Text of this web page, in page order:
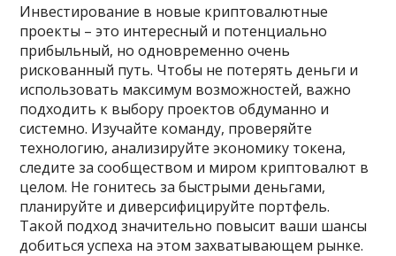
Инвестирование в новые криптовалютные
проекты – это интересный и потенциально
прибыльный, но одновременно очень
рискованный путь. Чтобы не потерять деньги и
использовать максимум возможностей, важно
подходить к выбору проектов обдуманно и
системно. Изучайте команду, проверяйте
технологию, анализируйте экономику токена,
следите за сообществом и миром криптовалют в
целом. Не гонитесь за быстрыми деньгами,
планируйте и диверсифицируйте портфель.
Такой подход значительно повысит ваши шансы
добиться успеха на этом захватывающем рынке.